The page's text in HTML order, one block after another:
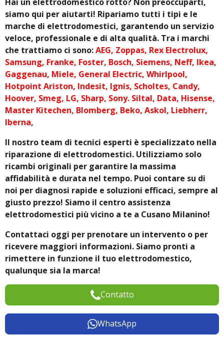
siamo qui per aiutarti! Ripariamo tutti i tipi e le
marche di elettrodomestici, garantendo un servizio
veloce, professionale e di alta qualità. Tra i marchi
che trattiamo ci sono:AEG, Zoppas, Rex Electrolux,
Samsung, Franke, Foster, Bosch, Siemens, Neff, Ikea,
Gaggenau, Miele, General Electric, Whirlpool,
Hotpoint Ariston, Indesit, Ignis, Scholtes, Candy,
Hoover, Smeg, LG, Sharp, Sony. Siltal, Data, Hisense,
Master Kitechen, Blomberg, Beko, Askol, Liebherr,
Iberna,
Il nostro team di tecnici esperti è specializzato nella
riparazione di elettrodomestici. Utilizziamo solo
ricambi originali per garantire la massima
affidabilità e durata nel tempo. Puoi contare su di
noi per diagnosi rapide e soluzioni efficaci, sempre al
giusto prezzo! Siamo il centro assistenza
elettrodomestici più vicino a te a Cusano Milanino!
Contattaci oggi per prenotare un intervento o per
ricevere maggiori informazioni. Siamo pronti a
rimettere in funzione il tuo elettrodomestico,
qualunque sia la marca!
Contatto
WhatsApp